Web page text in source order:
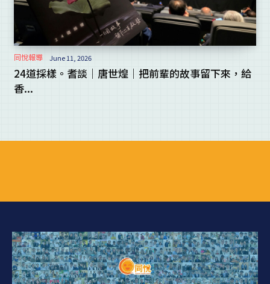
同悅報導 June 11, 2026
24道採樣。耆談｜唐世煌｜把前輩的故事留下來，給
香...